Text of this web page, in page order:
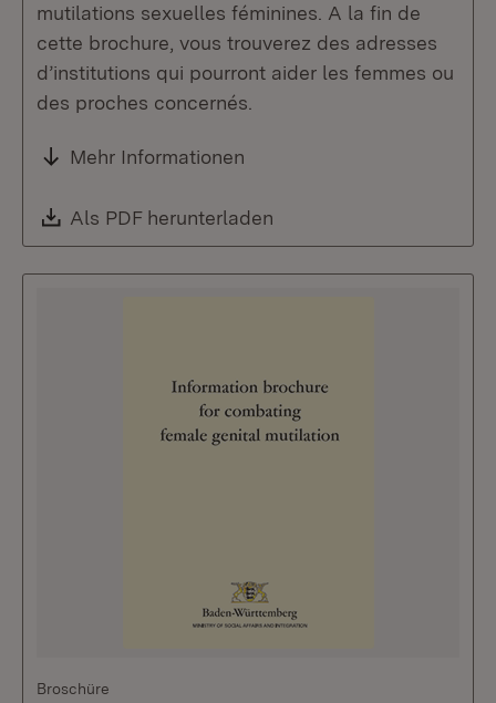
mutilations sexuelles féminines. A la fin de
cette brochure, vous trouverez des adresses
d’institutions qui pourront aider les femmes ou
des proches concernés.
Mehr Informationen
Download:
Als PDF herunterladen
Broschüre